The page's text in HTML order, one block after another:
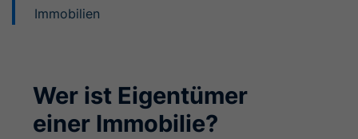
Immobilien
Wer ist Eigentümer
einer Immobilie?